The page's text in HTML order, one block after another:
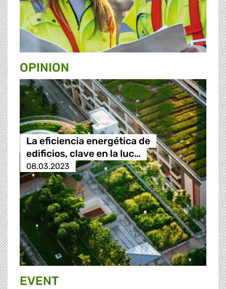
OPINION
La eficiencia energética de
edificios, clave en la luc…
08.03.2023
EVENT